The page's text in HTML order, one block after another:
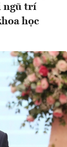
ngũ trí
học